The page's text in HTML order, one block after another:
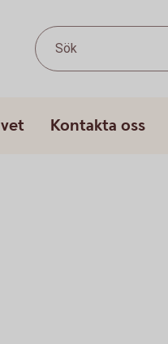
Sök
Kontakta oss